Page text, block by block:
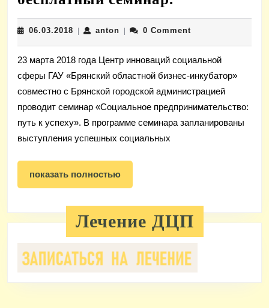
инноваций
социальной
сферы
приглашает
на
бесплатный
семинар.
06.03.2018 06.03.2018
| antonanton
| 0 Comment
23 марта 2018 года Центр инноваций социальной
сферы ГАУ «Брянский областной бизнес-инкубатор»
совместно с Брянской городской администрацией
проводит семинар «Социальное предпринимательство:
путь к успеху». В программе семинара запланированы
выступления успешных социальных
показать полностьюпоказать
полностью
Лечение ДЦП